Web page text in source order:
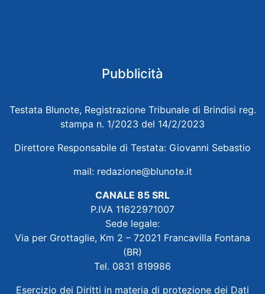
Pubblicità
Testata Blunote, Registrazione Tribunale di Brindisi reg.
stampa n. 1/2023 del 14/2/2023
Direttore Responsabile di Testata: Giovanni Sebastio
mail: redazione@blunote.it
CANALE 85 SRL
P.IVA 11622971007
Sede legale:
Via per Grottaglie, Km 2 – 72021 Francavilla Fontana
(BR)
Tel. 0831 819986
Esercizio dei Diritti in materia di protezione dei Dati